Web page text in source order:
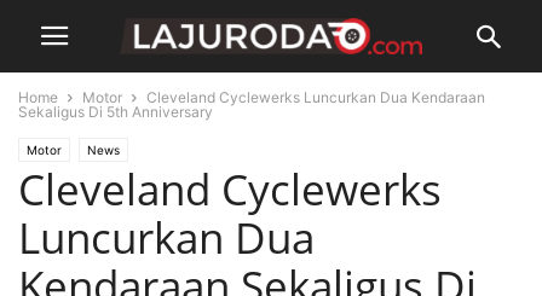
Home Motor
Cleveland Cyclewerks Luncurkan Dua Kendaraan
Sekaligus Di 5th Anniversary
Motor News
Cleveland Cyclewerks
Luncurkan Dua